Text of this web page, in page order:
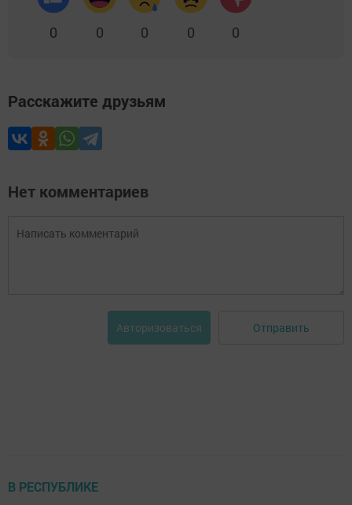
0 0 0 0 0
Расскажите друзьям
Нет комментариев
Авторизоваться Отправить
В РЕСПУБЛИКЕ